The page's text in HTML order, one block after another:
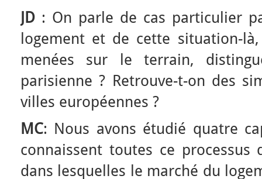
JD : On parle de cas particulier
logement et de cette situation-
menées sur le terrain,
parisienne ? Retrouve-t-on des
villes européennes ?
MC: Nous avons étudié quatre
connaissent toutes ce
dans lesquelles le marché du